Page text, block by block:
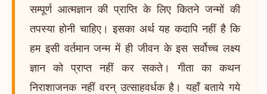
सम्पूर्ण आत्मज्ञान की प्राप्ति के लिए कितने जन्मों की
तपस्या होनी चाहिए। इसका अर्थ यह कदापि नहीं है कि
हम इसी वर्तमान जन्म में ही जीवन के इस सर्वोच्च लक्ष्य
ज्ञान को प्राप्त नहीं कर सकते। गीता का कथन
निराशाजनक नहीं वरन् उत्साहवर्धक है। यहाँ बताये गये